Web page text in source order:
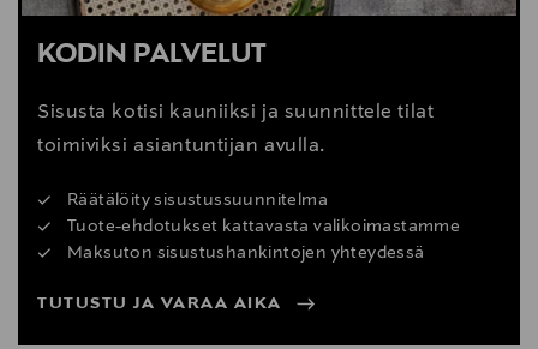
KODIN PALVELUT
Sisusta kotisi kauniiksi ja suunnittele tilat
toimiviksi asiantuntijan avulla.
Räätälöity sisustussuunnitelma
Tuote-ehdotukset kattavasta valikoimastamme
Maksuton sisustushankintojen yhteydessä
TUTUSTU JA VARAA AIKA